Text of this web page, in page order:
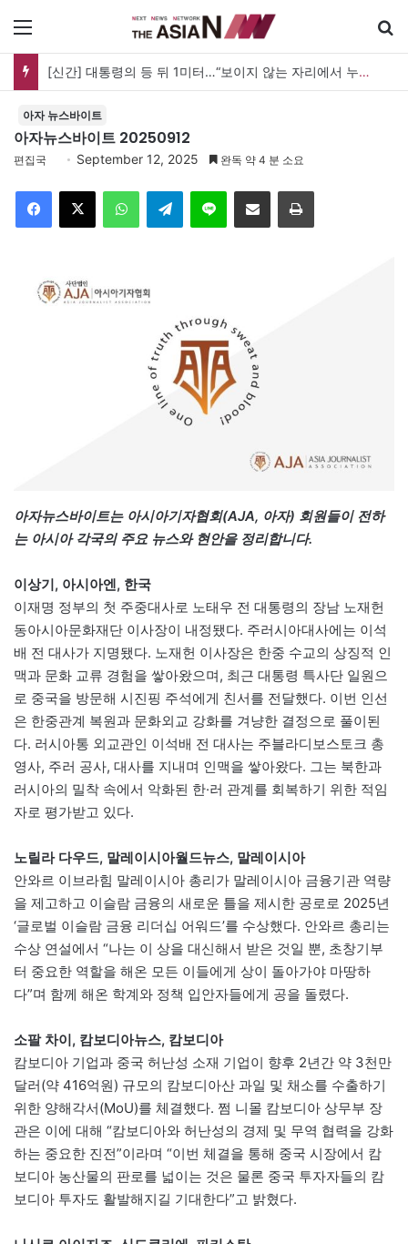
메뉴
[신간] 대통령의 등 뒤 1미터…“보이지 않는 자리에서 누구를 지킨다는 것”
아자 뉴스바이트
아자뉴스바이트 20250912
편집국 September 12, 2025 완독 약 4 분 소요
Facebook
X WhatsAppTelegramLine 이메일 인쇄
아자뉴스바이트는 아시아기자협회(AJA, 아자) 회원들이 전하
는 아시아 각국의 주요 뉴스와 현안을 정리합니다.
이상기, 아시아엔, 한국
이재명 정부의 첫 주중대사로 노태우 전 대통령의 장남 노재헌
동아시아문화재단 이사장이 내정됐다. 주러시아대사에는 이석
배 전 대사가 지명됐다. 노재헌 이사장은 한중 수교의 상징적 인
맥과 문화 교류 경험을 쌓아왔으며, 최근 대통령 특사단 일원으
로 중국을 방문해 시진핑 주석에게 친서를 전달했다. 이번 인선
은 한중관계 복원과 문화외교 강화를 겨냥한 결정으로 풀이된
다. 러시아통 외교관인 이석배 전 대사는 주블라디보스토크 총
영사, 주러 공사, 대사를 지내며 인맥을 쌓아왔다. 그는 북한과
러시아의 밀착 속에서 악화된 한·러 관계를 회복하기 위한 적임
자로 평가받고 있다.
노릴라 다우드, 말레이시아월드뉴스, 말레이시아
안와르 이브라힘 말레이시아 총리가 말레이시아 금융기관 역량
을 제고하고 이슬람 금융의 새로운 틀을 제시한 공로로 2025년
‘글로벌 이슬람 금융 리더십 어워드’를 수상했다. 안와르 총리는
수상 연설에서 “나는 이 상을 대신해서 받은 것일 뿐, 초창기부
터 중요한 역할을 해온 모든 이들에게 상이 돌아가야 마땅하
다”며 함께 해온 학계와 정책 입안자들에게 공을 돌렸다.
소팔 차이, 캄보디아뉴스, 캄보디아
캄보디아 기업과 중국 허난성 소재 기업이 향후 2년간 약 3천만
달러(약 416억원) 규모의 캄보디아산 과일 및 채소를 수출하기
위한 양해각서(MoU)를 체결했다. 쩜 니몰 캄보디아 상무부 장
관은 이에 대해 “캄보디아와 허난성의 경제 및 무역 협력을 강화
하는 중요한 진전”이라며 “이번 체결을 통해 중국 시장에서 캄
보디아 농산물의 판로를 넓이는 것은 물론 중국 투자자들의 캄
보디아 투자도 활발해지길 기대한다”고 밝혔다.